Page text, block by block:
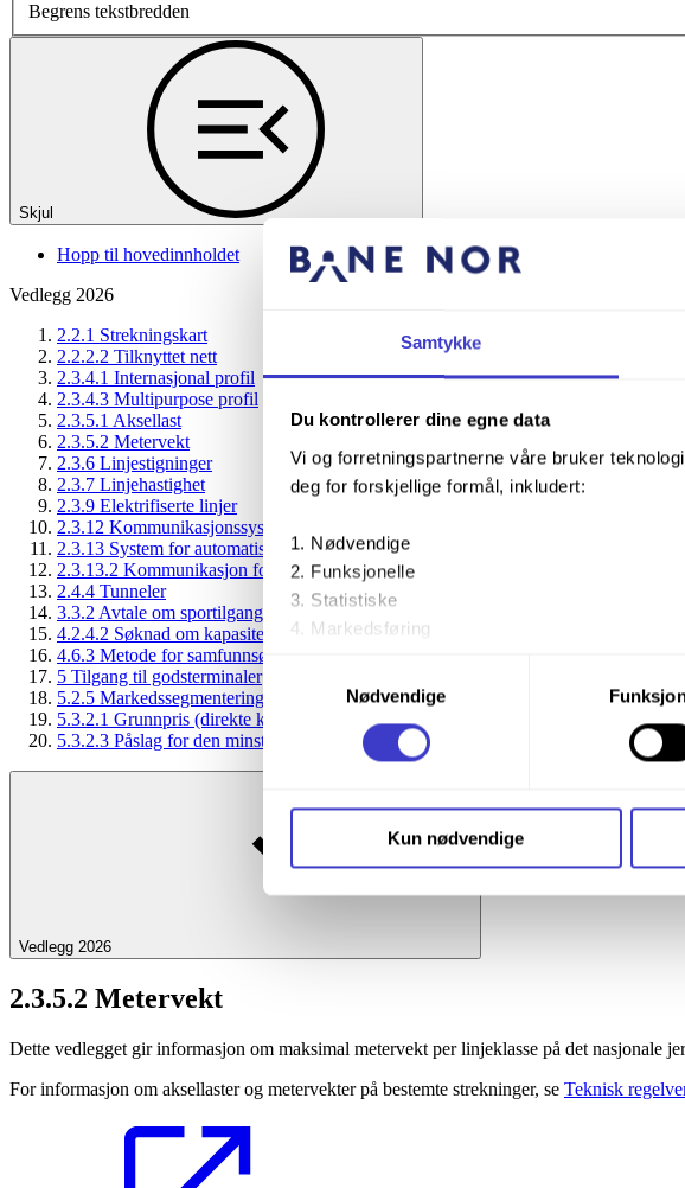
Samtykke
Du kontrollerer dine egne data
Vi og forretningspartnerne våre bruker
deg for forskjellige formål, inkludert:
Nødvendige
Funksjonelle
Statistiske
Markedsføring
Ved å trykke «Godta alle» gir du din tillatelse
trykke på avmerkingsboksen under formålet,
Du kan lese mer om hvordan vi bruker
personopplysninger på vår side
Samtykkevalg
Nødvendige
Kun nødvendige
Begrens tekstbredden
Skjul
Hopp til hovedinnholdet
Vedlegg 2026
2.2.1 Strekningskart
2.2.2.2 Tilknyttet nett
2.3.4.1 Internasjonal profil
2.3.4.3 Multipurpose profil
2.3.5.1 Aksellast
2.3.5.2 Metervekt
2.3.6 Linjestigninger
2.3.7 Linjehastighet
2.3.9 Elektrifiserte linjer
2.3.12 Kommunikasjonssystemer
2.3.13 System for automatisk hastighetsovervåking
2.3.13.2 Kommunikasjon for ERTMS
2.4.4 Tunneler
3.3.2 Avtale om sportilgang og bruk av tjenester (AST)
4.2.4.2 Søknad om kapasitet i serviceanlegg og tjenester i disse
4.6.3 Metode for samfunnsøkonomisk verdsetting av ruteleietildeling
5 Tilgang til godsterminaler
5.2.5 Markedssegmentering for det norske jernbanenettet
5.3.2.1 Grunnpris (direkte kostnader)
5.3.2.3 Påslag for den minste pakken med tjenester
Vedlegg 2026
2.3.5.2 Metervekt
Dette vedlegget gir informasjon om maksimal metervekt per linjeklasse på det nasjonale
For informasjon om aksellaster og metervekter på bestemte strekninger, se Teknisk